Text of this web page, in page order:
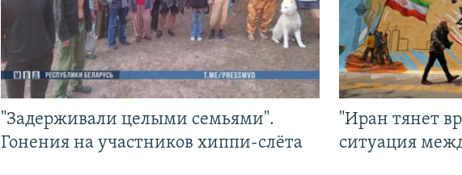
"Задерживали целыми семьями".
Гонения на участников хиппи-слёта
"Иран тянет
ситуация